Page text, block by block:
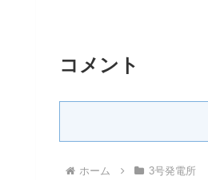
コメント
ホーム 3号発電所